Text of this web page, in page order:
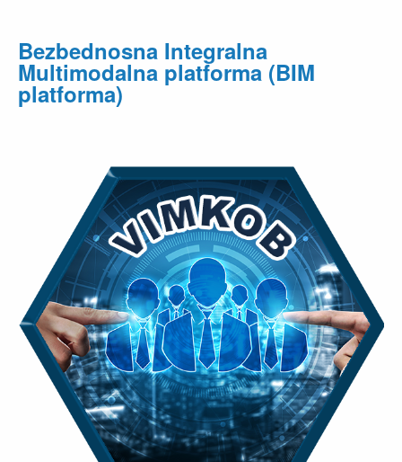
Bezbednosna Integralna
Multimodalna platforma (BIM
platforma)